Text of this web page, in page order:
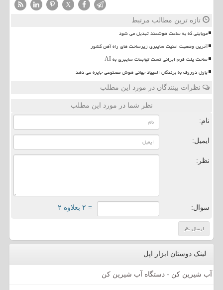
X
تازه ترین مطالب مرتبط
موبایلی که به ساعت هوشمند تبدیل می شود
آخرین وضعیت امنیت سایبری زیرساخت های راه آهن کشور
ساخت پلت فرم ایرانی تست تهاجمات سایبری به AI
پاول دوروف به برندگان المپیاد جهانی هوش مصنوعی جایزه می دهد
نظرات بینندگان در مورد این مطلب
نظر شما در مورد این مطلب
نام:
ایمیل:
نظر:
سوال: = ۲ بعلاوه ۲
لینک دوستان ابزار اپل
آب شیرین کن - دستگاه آب شیرین کن